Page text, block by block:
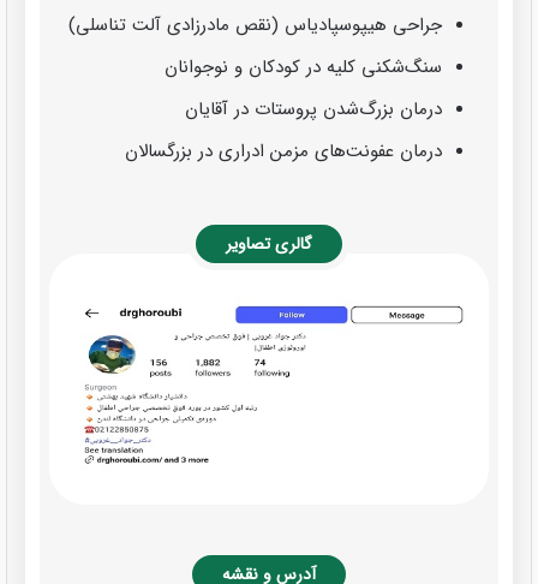
جراحی هیپوسپادیاس (نقص مادرزادی آلت تناسلی)
سنگ‌شکنی کلیه در کودکان و نوجوانان
درمان بزرگ‌شدن پروستات در آقایان
درمان عفونت‌های مزمن ادراری در بزرگسالان
گالری تصاویر
آدرس و نقشه